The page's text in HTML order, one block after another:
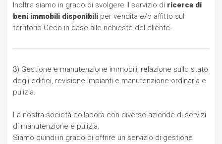
Inoltre siamo in grado di svolgere il servizio di ricerca di
beni immobili disponibili per vendita e/o affitto sul
territorio Ceco in base alle richieste del cliente.
3) Gestione e manutenzione immobili, relazione sullo stato
degli edifici, revisione impianti e manutenzione ordinaria e
pulizia.
La nostra società collabora con diverse aziende di servizi
di manutenzione e pulizia.
Siamo quindi in grado di offrire un servizio di gestione